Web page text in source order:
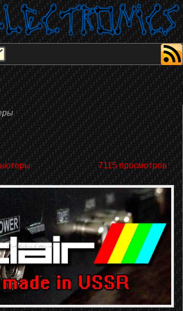
7115 просмотров